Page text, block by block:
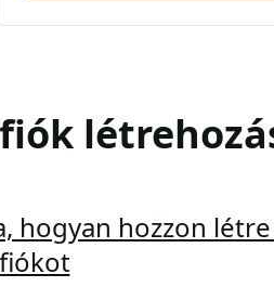
hogyan hozzon